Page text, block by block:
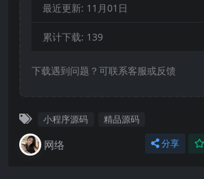
最近更新: 11月01日
累计下载: 139
下载遇到问题？可联系客服或反馈
小程序源码 精品源码
网络 分享